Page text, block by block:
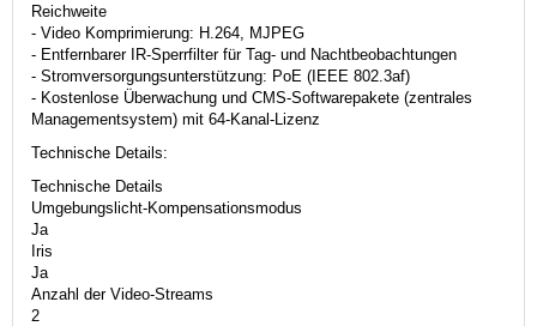
Reichweite
- Video Komprimierung: H.264, MJPEG
- Entfernbarer IR-Sperrfilter für Tag- und Nachtbeobachtungen
- Stromversorgungsunterstützung: PoE (IEEE 802.3af)
- Kostenlose Überwachung und CMS-Softwarepakete (zentrales
Managementsystem) mit 64-Kanal-Lizenz
Technische Details:
Technische Details
Umgebungslicht-Kompensationsmodus
Ja
Iris
Ja
Anzahl der Video-Streams
2